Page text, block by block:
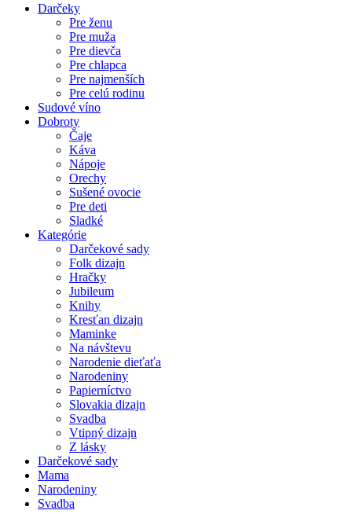
Darčeky
Pre ženu
Pre muža
Pre dievča
Pre chlapca
Pre najmenších
Pre celú rodinu
Sudové víno
Dobroty
Čaje
Káva
Nápoje
Orechy
Sušené ovocie
Pre deti
Sladké
Kategórie
Darčekové sady
Folk dizajn
Hračky
Jubileum
Knihy
Kresťan dizajn
Maminke
Na návštevu
Narodenie dieťaťa
Narodeniny
Papierníctvo
Slovakia dizajn
Svadba
Vtipný dizajn
Z lásky
Darčekové sady
Mama
Narodeniny
Svadba